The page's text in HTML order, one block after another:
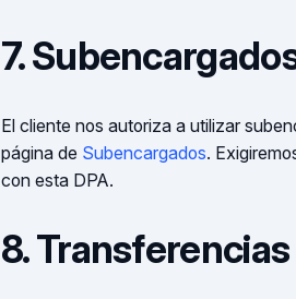
7.
El cliente nos autoriza a utilizar
página de Subencargados.
con esta DPA.
8.